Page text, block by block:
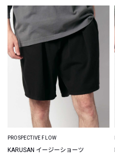
PROSPECTIVE FLOW
KARUSAN イージーショーツ